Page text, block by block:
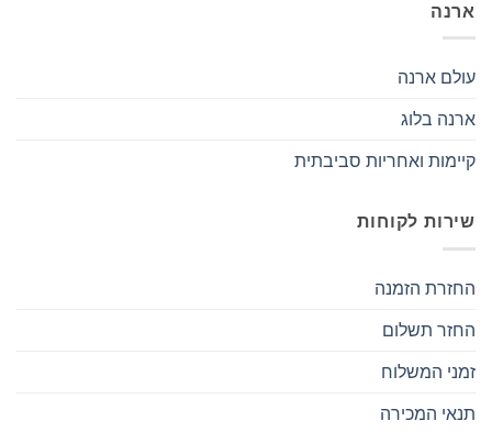
ארנה
עולם ארנה
ארנה בלוג
קיימות ואחריות סביבתית
שירות לקוחות
החזרת הזמנה
החזר תשלום
זמני המשלוח
תנאי המכירה